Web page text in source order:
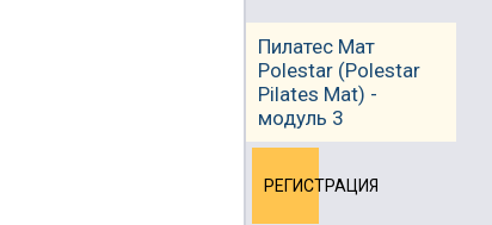
Пилатес Мат
Polestar (Polestar
Pilates Mat) -
модуль 3
РЕГИСТРАЦИЯ